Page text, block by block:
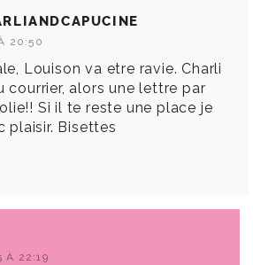
20:50
Louison va etre ravie. Charli
courrier, alors une lettre par
Si il te reste une place je
plaisir. Bisettes
À 22:19